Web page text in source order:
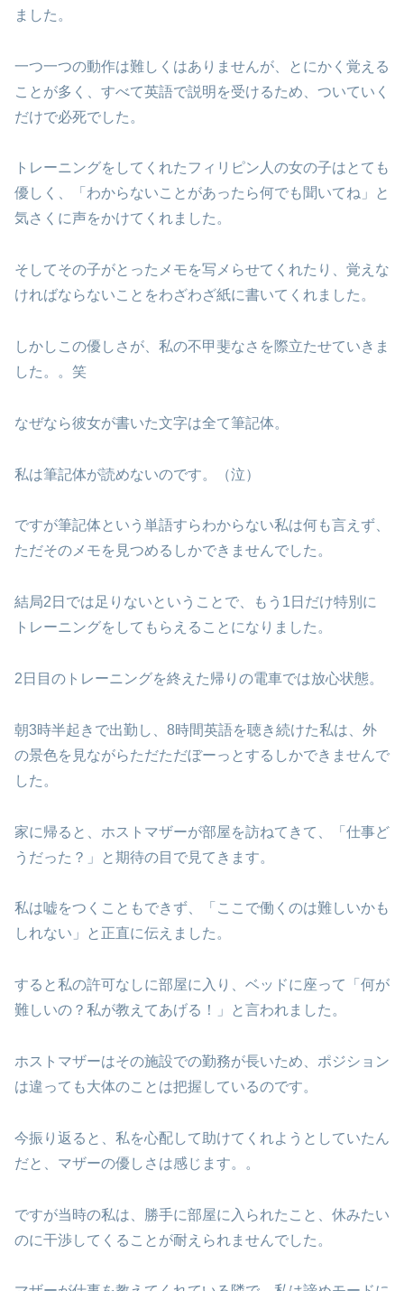
ました。
一つ一つの動作は難しくはありませんが、とにかく覚える
ことが多く、すべて英語で説明を受けるため、ついていく
だけで必死でした。
トレーニングをしてくれたフィリピン人の女の子はとても
優しく、「わからないことがあったら何でも聞いてね」と
気さくに声をかけてくれました。
そしてその子がとったメモを写メらせてくれたり、覚えな
ければならないことをわざわざ紙に書いてくれました。
しかしこの優しさが、私の不甲斐なさを際立たせていきま
した。。笑
なぜなら彼女が書いた文字は全て筆記体。
私は筆記体が読めないのです。（泣）
ですが筆記体という単語すらわからない私は何も言えず、
ただそのメモを見つめるしかできませんでした。
結局2日では足りないということで、もう1日だけ特別に
トレーニングをしてもらえることになりました。
2日目のトレーニングを終えた帰りの電車では放心状態。
朝3時半起きで出勤し、8時間英語を聴き続けた私は、外
の景色を見ながらただただぼーっとするしかできませんで
した。
家に帰ると、ホストマザーが部屋を訪ねてきて、「仕事ど
うだった？」と期待の目で見てきます。
私は嘘をつくこともできず、「ここで働くのは難しいかも
しれない」と正直に伝えました。
すると私の許可なしに部屋に入り、ベッドに座って「何が
難しいの？私が教えてあげる！」と言われました。
ホストマザーはその施設での勤務が長いため、ポジション
は違っても大体のことは把握しているのです。
今振り返ると、私を心配して助けてくれようとしていたん
だと、マザーの優しさは感じます。。
ですが当時の私は、勝手に部屋に入られたこと、休みたい
のに干渉してくることが耐えられませんでした。